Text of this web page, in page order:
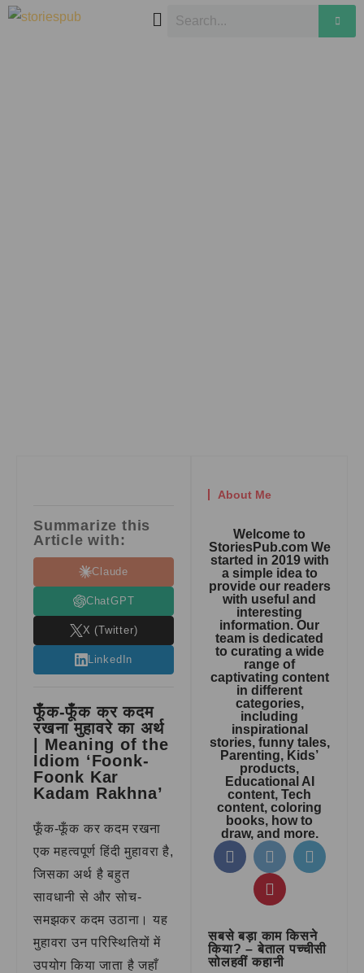
Summarize this
Article with:
Claude
ChatGPT
X (Twitter)
LinkedIn
फूँक-फूँक कर कदम
रखना मुहावरे का अर्थ
| Meaning of the
Idiom ‘Foonk-
Foonk Kar
Kadam Rakhna’
फूँक-फूँक कर कदम रखना
एक महत्वपूर्ण हिंदी मुहावरा है,
जिसका अर्थ है बहुत
सावधानी से और सोच-
समझकर कदम उठाना। यह
मुहावरा उन परिस्थितियों में
उपयोग किया जाता है जहाँ
About Me
Welcome to
StoriesPub.com We
started in 2019 with
a simple idea to
provide our readers
with useful and
interesting
information. Our
team is dedicated
to curating a wide
range of
captivating content
in different
categories,
including
inspirational
stories, funny tales,
Parenting, Kids’
products,
Educational AI
content, Tech
content, coloring
books, how to
draw, and more.
सबसे बड़ा काम किसने
किया? – बेताल पच्चीसी
सोलहवीं कहानी